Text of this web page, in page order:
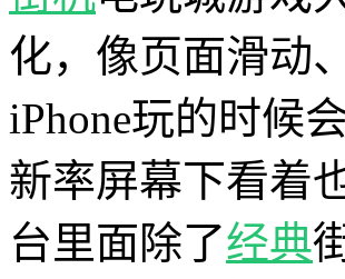
化，像页面滑动
iPhone玩的时候
新率屏幕下看着
台里面除了经典